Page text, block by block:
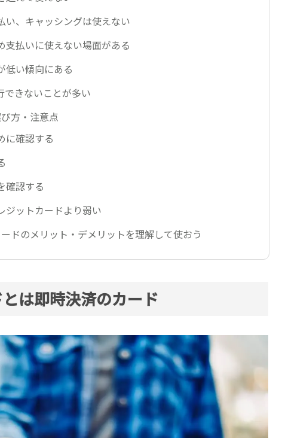
い、キャッシングは使えない
支払いに使えない場面がある
低い傾向にある
できないことが多い
方・注意点
に確認する
確認する
ジットカードより弱い
ドのメリット・デメリットを理解して使おう
は即時決済のカード